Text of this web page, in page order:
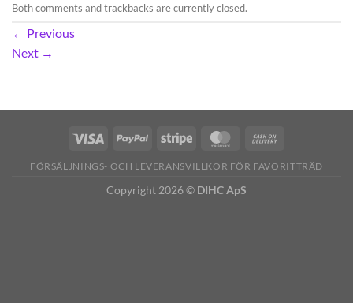
Both comments and trackbacks are currently closed.
← Previous
Next →
FÖRSÄLJNINGS- OCH LEVERANSVILLKOR FÖR FAVORITTRÄD
Copyright 2026 © DIHC ApS